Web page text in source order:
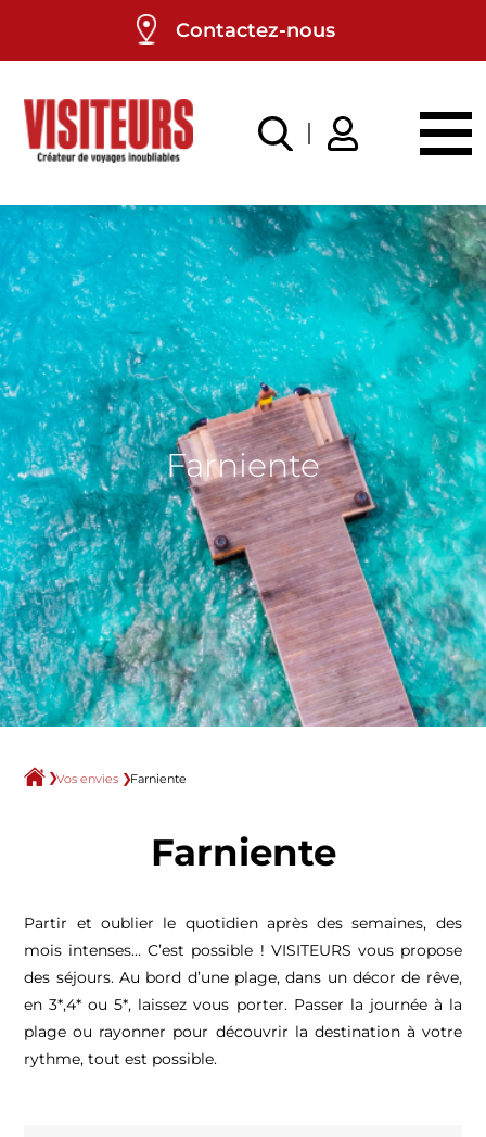
Contactez-nous
Farniente
Vos envies Farniente
Farniente
Partir et oublier le quotidien après des semaines, des
mois intenses… C’est possible ! VISITEURS vous propose
des séjours. Au bord d’une plage, dans un décor de rêve,
en 3*,4* ou 5*, laissez vous porter. Passer la journée à la
plage ou rayonner pour découvrir la destination à votre
rythme, tout est possible.
Panneau de gestion des cookies